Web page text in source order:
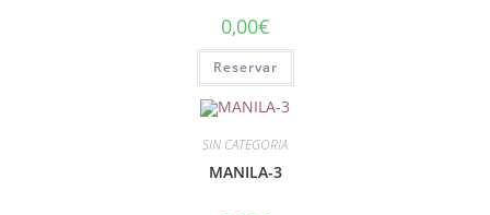
0,00€
Reservar
SIN CATEGORIA
MANILA-3